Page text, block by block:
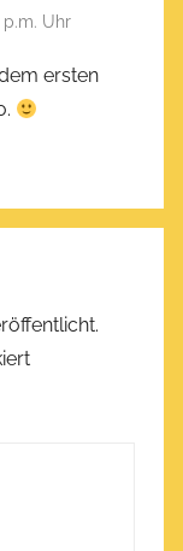
p.m. Uhr
ersten